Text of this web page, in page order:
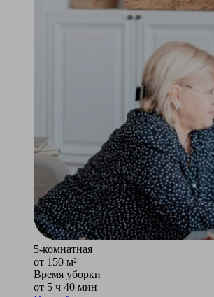
5-комнатная
от 150 м²
Время уборки
от 5 ч 40 мин